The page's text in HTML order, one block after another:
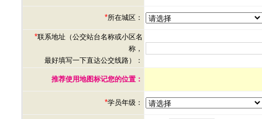
*所在城区：
*联系地址（公交站台名称或小区名
称，
最好填写一下直达公交线路）：
推荐使用地图标记您的位置：
*学员年级：